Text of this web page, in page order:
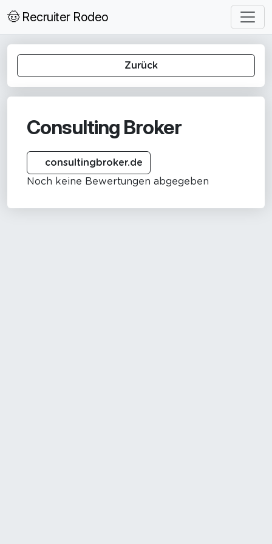
🤠 Recruiter Rodeo
Zurück
Consulting Broker
consultingbroker.de
Noch keine Bewertungen abgegeben